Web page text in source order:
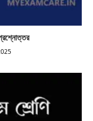
প্রশ্নোত্তর